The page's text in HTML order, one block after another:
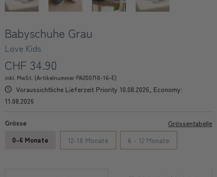
Babyschuhe Grau
Love Kids
CHF 34.90
inkl. MwSt. (Artikelnummer PA200718-16-E)
Voraussichtliche Lieferzeit Priority 10.08.2026, Economy:
11.08.2026
Grössentabelle
Grösse
0-6 Monate
12-18 Monate 6 - 12 Monate